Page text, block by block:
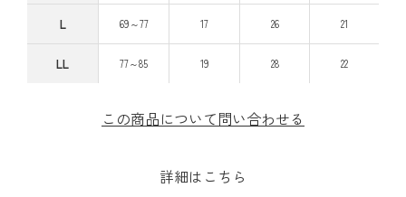
L 69～77 17 26 21
LL 77～85 19 28 22
この商品について問い合わせる
詳細はこちら